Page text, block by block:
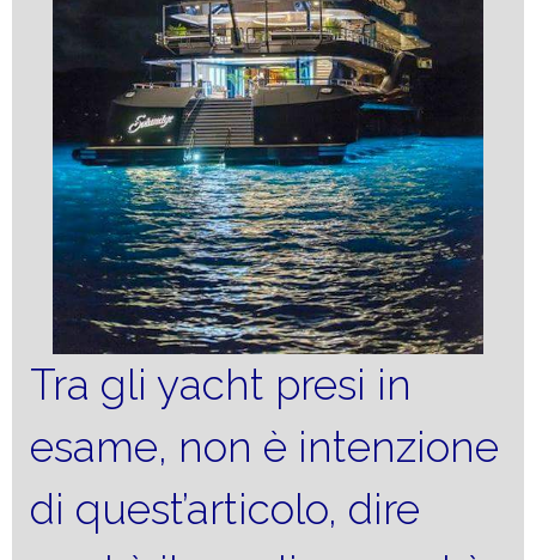
Tra gli yacht presi in
esame, non è intenzione
di quest’articolo, dire